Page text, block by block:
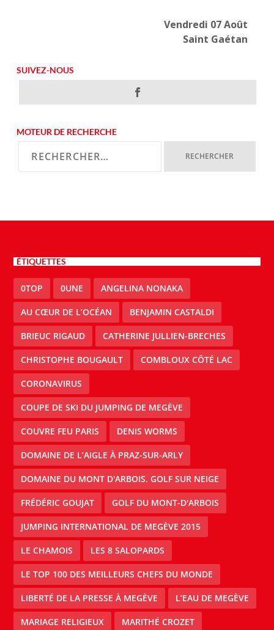
Vendredi 07 Août
Saint Gaétan
SUIVEZ-NOUS
MOTEUR DE RECHERCHE
ÉTIQUETTES
0TOP 0UNE ANGELINA NONAKA
AU CŒUR DE L’OCÉAN BENJAMIN CASTALDI
BRIEUC RIGAUD CATHERINE JULLIEN-BRECHES
CHRISTOPHE BOUGAULT COMBLOUX CÔTÉ LAC
CORONAVIRUS
COUPE DE SKI DU JUMPING DE MEGÈVE
COUVRE FEU PARIS DENIS WORMS
DOMAINE DE L’AIGLE À PRAZ-SUR-ARLY
DOMAINE DU MONT D'ARBOIS. GOLF SUR NEIGE
FRÉDÉRIC GOUJAT GOLF DU MONT-D'ARBOIS
JUMPING INTERNATIONAL DE MEGÈVE 2015
LE CHAMOIS LES 8 SALOPARDS
LE TOP 100 DES MEILLEURS CHEFS DU MONDE
LIBERTÉ DE LA PRESSE À MEGÈVE L’EAU DE MEGÈVE
MARIAGE RELIGIEUX MARITHÉ CROZET